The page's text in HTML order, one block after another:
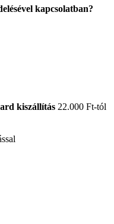
kapcsolatban?
kiszállítás 22.000 Ft-tól